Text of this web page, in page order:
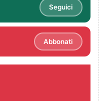
Seguici
Abbonati